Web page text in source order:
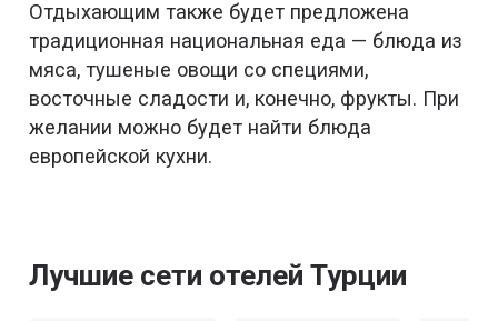
Отдыхающим также будет предложена
традиционная национальная еда — блюда из
мяса, тушеные овощи со специями,
восточные сладости и, конечно, фрукты. При
желании можно будет найти блюда
европейской кухни.
Лучшие сети отелей Турции